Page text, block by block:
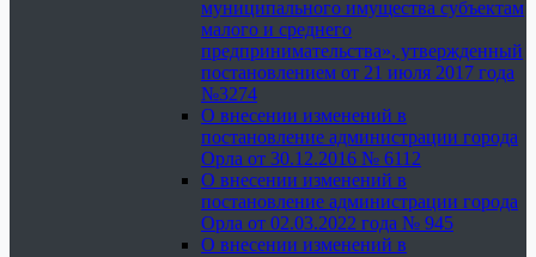
муниципального имущества субъектам
малого и среднего
предпринимательства», утвержденный
постановлением от 21 июля 2017 года
№3274
О внесении изменений в
постановление администрации города
Орла от 30.12.2016 № 6112
О внесении изменений в
постановление администрации города
Орла от 02.03.2022 года № 945
О внесении изменений в